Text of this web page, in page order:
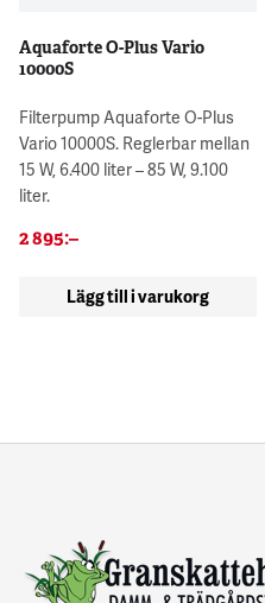
Aquaforte O-Plus Vario
10000S
Filterpump Aquaforte O-Plus
Vario 10000S. Reglerbar mellan
15 W, 6.400 liter – 85 W, 9.100
liter.
2 895:–
Lägg till i varukorg